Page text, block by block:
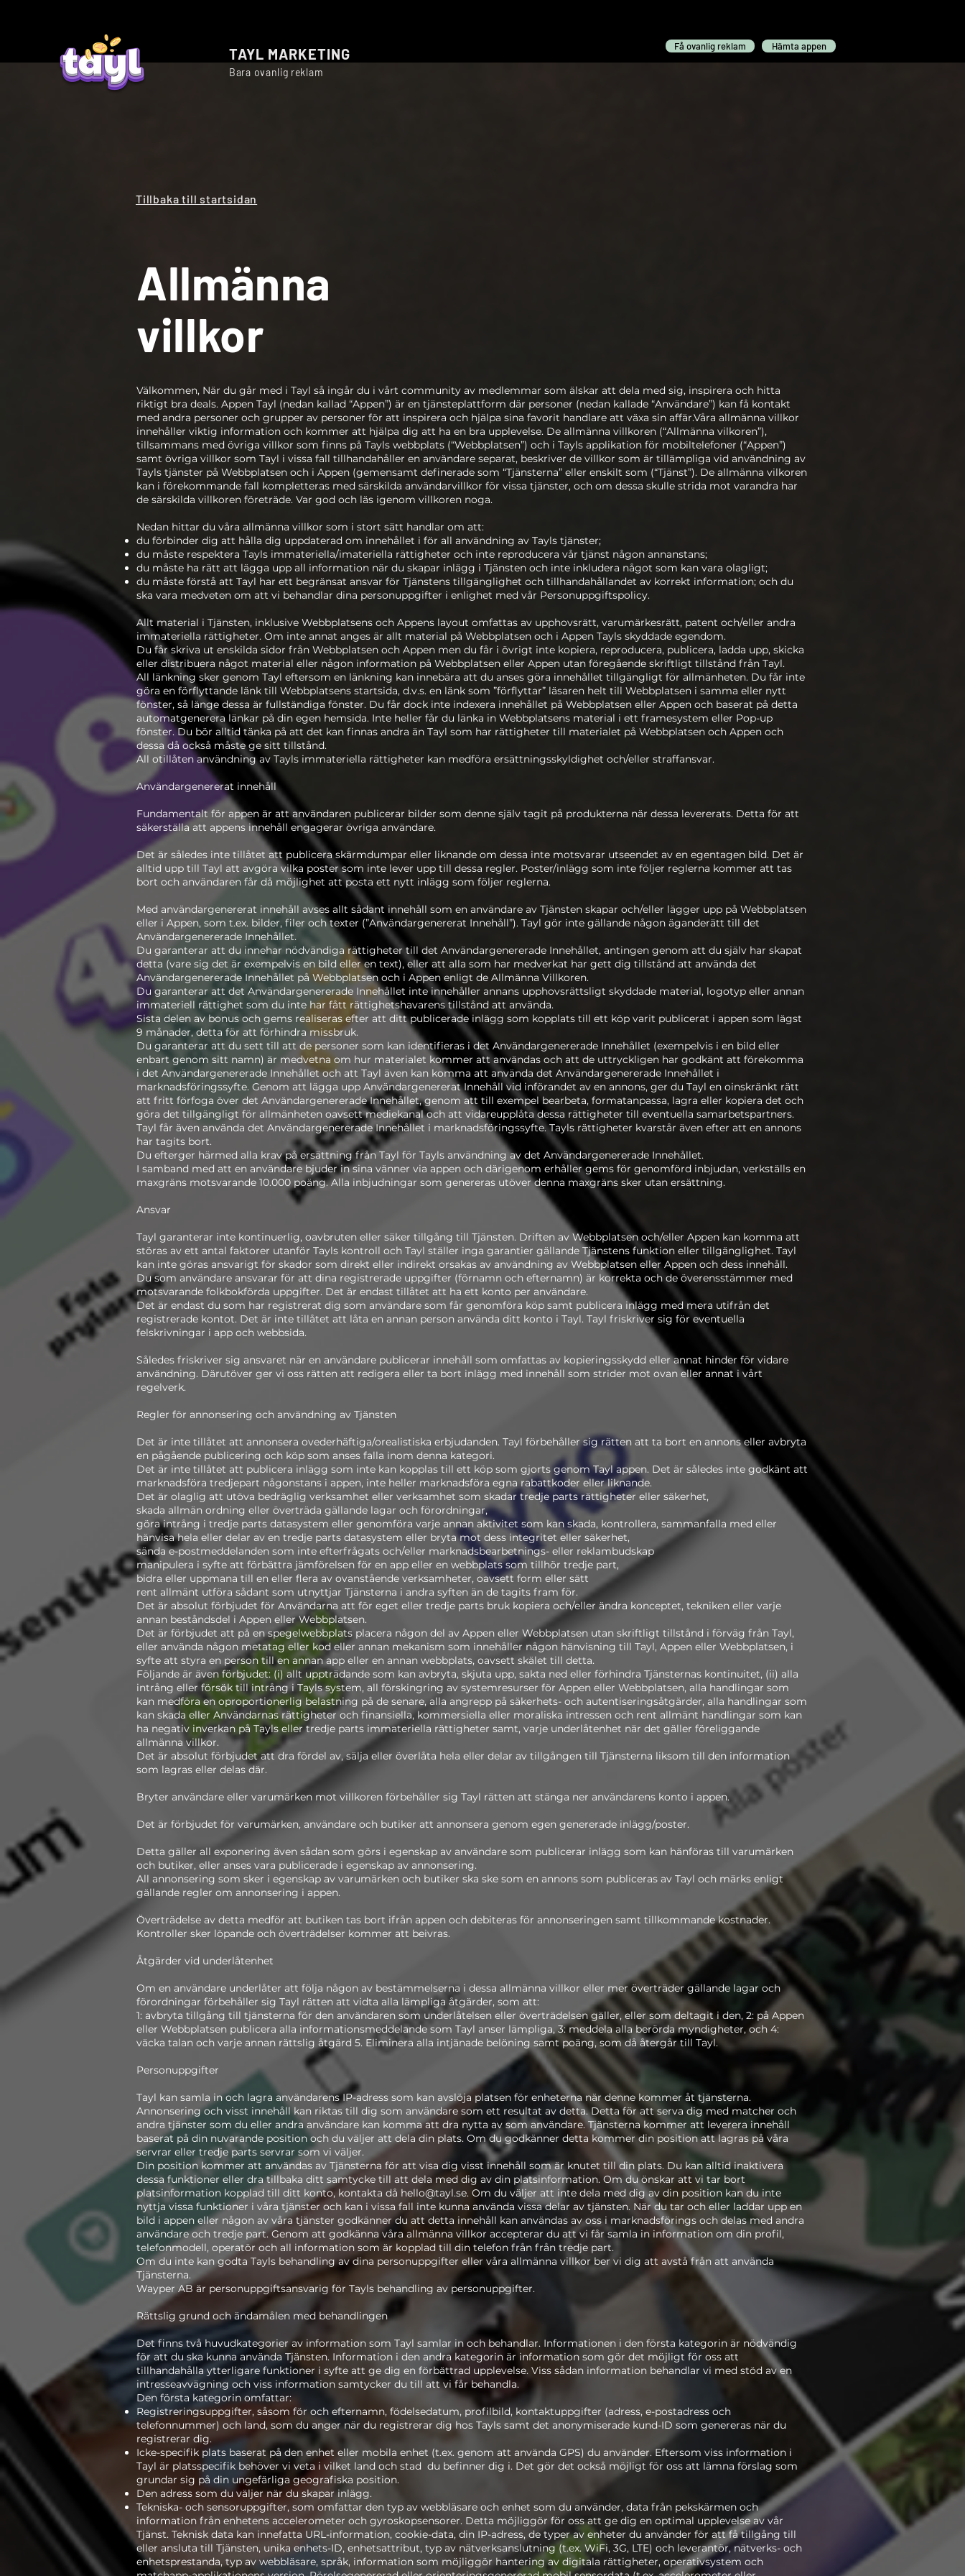
TAYL MARKETING
Bara ovanlig reklam
Få ovanlig reklam Hämta appen
Tillbaka till startsidan
Allmänna
villkor
Välkommen, När du går med i Tayl så ingår du i vårt community av medlemmar som älskar att dela med sig, inspirera och hitta
riktigt bra deals. Appen Tayl (nedan kallad “Appen”) är en tjänsteplattform där personer (nedan kallade “Användare”) kan få kontakt
med andra personer och grupper av personer för att inspirera och hjälpa sina favorit handlare att växa sin affär.Våra allmänna villkor
innehåller viktig information och kommer att hjälpa dig att ha en bra upplevelse. De allmänna villkoren (“Allmänna vilkoren”),
tillsammans med övriga villkor som finns på Tayls webbplats (“Webbplatsen”) och i Tayls applikation för mobiltelefoner (“Appen”)
samt övriga villkor som Tayl i vissa fall tillhandahåller en användare separat, beskriver de villkor som är tillämpliga vid användning av
Tayls tjänster på Webbplatsen och i Appen (gemensamt definerade som “Tjänsterna” eller enskilt som (“Tjänst”). De allmänna vilkoren
kan i förekommande fall kompletteras med särskilda användarvillkor för vissa tjänster, och om dessa skulle strida mot varandra har
de särskilda villkoren företräde. Var god och läs igenom villkoren noga.
Nedan hittar du våra allmänna villkor som i stort sätt handlar om att:
du förbinder dig att hålla dig uppdaterad om innehållet i för all användning av Tayls tjänster;
du måste respektera Tayls immateriella/imateriella rättigheter och inte reproducera vår tjänst någon annanstans;
du måste ha rätt att lägga upp all information när du skapar inlägg i Tjänsten och inte inkludera något som kan vara olagligt;
du måste förstå att Tayl har ett begränsat ansvar för Tjänstens tillgänglighet och tillhandahållandet av korrekt information; och du
ska vara medveten om att vi behandlar dina personuppgifter i enlighet med vår Personuppgiftspolicy.
Allt material i Tjänsten, inklusive Webbplatsens och Appens layout omfattas av upphovsrätt, varumärkesrätt, patent och/eller andra
immateriella rättigheter. Om inte annat anges är allt material på Webbplatsen och i Appen Tayls skyddade egendom.
Du får skriva ut enskilda sidor från Webbplatsen och Appen men du får i övrigt inte kopiera, reproducera, publicera, ladda upp, skicka
eller distribuera något material eller någon information på Webbplatsen eller Appen utan föregående skriftligt tillstånd från Tayl.
All länkning sker genom Tayl eftersom en länkning kan innebära att du anses göra innehållet tillgängligt för allmänheten. Du får inte
göra en förflyttande länk till Webbplatsens startsida, d.v.s. en länk som ”förflyttar” läsaren helt till Webbplatsen i samma eller nytt
fönster, så länge dessa är fullständiga fönster. Du får dock inte indexera innehållet på Webbplatsen eller Appen och baserat på detta
automatgenerera länkar på din egen hemsida. Inte heller får du länka in Webbplatsens material i ett framesystem eller Pop-up
fönster. Du bör alltid tänka på att det kan finnas andra än Tayl som har rättigheter till materialet på Webbplatsen och Appen och
dessa då också måste ge sitt tillstånd.
All otillåten användning av Tayls immateriella rättigheter kan medföra ersättningsskyldighet och/eller straffansvar.
Användargenererat innehåll
Fundamentalt för appen är att användaren publicerar bilder som denne själv tagit på produkterna när dessa levererats. Detta för att
säkerställa att appens innehåll engagerar övriga användare.
Det är således inte tillåtet att publicera skärmdumpar eller liknande om dessa inte motsvarar utseendet av en egentagen bild. Det är
alltid upp till Tayl att avgöra vilka poster som inte lever upp till dessa regler. Poster/inlägg som inte följer reglerna kommer att tas
bort och användaren får då möjlighet att posta ett nytt inlägg som följer reglerna.
Med användargenererat innehåll avses allt sådant innehåll som en användare av Tjänsten skapar och/eller lägger upp på Webbplatsen
eller i Appen, som t.ex. bilder, filer och texter (”Användargenererat Innehåll”). Tayl gör inte gällande någon äganderätt till det
Användargenererade Innehållet.
Du garanterar att du innehar nödvändiga rättigheter till det Användargenererade Innehållet, antingen genom att du själv har skapat
detta (vare sig det är exempelvis en bild eller en text), eller att alla som har medverkat har gett dig tillstånd att använda det
Användargenererade Innehållet på Webbplatsen och i Appen enligt de Allmänna Villkoren.
Du garanterar att det Användargenererade Innehållet inte innehåller annans upphovsrättsligt skyddade material, logotyp eller annan
immateriell rättighet som du inte har fått rättighetshavarens tillstånd att använda.
Sista delen av bonus och gems realiseras efter att ditt publicerade inlägg som kopplats till ett köp varit publicerat i appen som lägst
9 månader, detta för att förhindra missbruk.
Du garanterar att du sett till att de personer som kan identifieras i det Användargenererade Innehållet (exempelvis i en bild eller
enbart genom sitt namn) är medvetna om hur materialet kommer att användas och att de uttryckligen har godkänt att förekomma
i det Användargenererade Innehållet och att Tayl även kan komma att använda det Användargenererade Innehållet i
marknadsföringssyfte. Genom att lägga upp Användargenererat Innehåll vid införandet av en annons, ger du Tayl en oinskränkt rätt
att fritt förfoga över det Användargenererade Innehållet, genom att till exempel bearbeta, formatanpassa, lagra eller kopiera det och
göra det tillgängligt för allmänheten oavsett mediekanal och att vidareupplåta dessa rättigheter till eventuella samarbetspartners.
Tayl får även använda det Användargenererade Innehållet i marknadsföringssyfte. Tayls rättigheter kvarstår även efter att en annons
har tagits bort.
Du efterger härmed alla krav på ersättning från Tayl för Tayls användning av det Användargenererade Innehållet.
I samband med att en användare bjuder in sina vänner via appen och därigenom erhåller gems för genomförd inbjudan, verkställs en
maxgräns motsvarande 10.000 poäng. Alla inbjudningar som genereras utöver denna maxgräns sker utan ersättning.
Ansvar
Tayl garanterar inte kontinuerlig, oavbruten eller säker tillgång till Tjänsten. Driften av Webbplatsen och/eller Appen kan komma att
störas av ett antal faktorer utanför Tayls kontroll och Tayl ställer inga garantier gällande Tjänstens funktion eller tillgänglighet. Tayl
kan inte göras ansvarigt för skador som direkt eller indirekt orsakas av användning av Webbplatsen eller Appen och dess innehåll.
Du som användare ansvarar för att dina registrerade uppgifter (förnamn och efternamn) är korrekta och de överensstämmer med
motsvarande folkbokförda uppgifter. Det är endast tillåtet att ha ett konto per användare.
Det är endast du som har registrerat dig som användare som får genomföra köp samt publicera inlägg med mera utifrån det
registrerade kontot. Det är inte tillåtet att låta en annan person använda ditt konto i Tayl. Tayl friskriver sig för eventuella
felskrivningar i app och webbsida.
Således friskriver sig ansvaret när en användare publicerar innehåll som omfattas av kopieringsskydd eller annat hinder för vidare
användning. Därutöver ger vi oss rätten att redigera eller ta bort inlägg med innehåll som strider mot ovan eller annat i vårt
regelverk.
Regler för annonsering och användning av Tjänsten
Det är inte tillåtet att annonsera ovederhäftiga/orealistiska erbjudanden. Tayl förbehåller sig rätten att ta bort en annons eller avbryta
en pågående publicering och köp som anses falla inom denna kategori.
Det är inte tillåtet att publicera inlägg som inte kan kopplas till ett köp som gjorts genom Tayl appen. Det är således inte godkänt att
marknadsföra tredjepart någonstans i appen, inte heller marknadsföra egna rabattkoder eller liknande.
Det är olaglig att utöva bedräglig verksamhet eller verksamhet som skadar tredje parts rättigheter eller säkerhet,
skada allmän ordning eller överträda gällande lagar och förordningar,
göra intrång i tredje parts datasystem eller genomföra varje annan aktivitet som kan skada, kontrollera, sammanfalla med eller
hänvisa hela eller delar av en tredje parts datasystem eller bryta mot dess integritet eller säkerhet,
sända e-postmeddelanden som inte efterfrågats och/eller marknadsbearbetnings- eller reklambudskap
manipulera i syfte att förbättra jämförelsen för en app eller en webbplats som tillhör tredje part,
bidra eller uppmana till en eller flera av ovanstående verksamheter, oavsett form eller sätt
rent allmänt utföra sådant som utnyttjar Tjänsterna i andra syften än de tagits fram för.
Det är absolut förbjudet för Användarna att för eget eller tredje parts bruk kopiera och/eller ändra konceptet, tekniken eller varje
annan beståndsdel i Appen eller Webbplatsen.
Det är förbjudet att på en spegelwebbplats placera någon del av Appen eller Webbplatsen utan skriftligt tillstånd i förväg från Tayl,
eller använda någon metatag eller kod eller annan mekanism som innehåller någon hänvisning till Tayl, Appen eller Webbplatsen, i
syfte att styra en person till en annan app eller en annan webbplats, oavsett skälet till detta.
Följande är även förbjudet: (i) allt uppträdande som kan avbryta, skjuta upp, sakta ned eller förhindra Tjänsternas kontinuitet, (ii) alla
intrång eller försök till intrång i Tayls system, all förskingring av systemresurser för Appen eller Webbplatsen, alla handlingar som
kan medföra en oproportionerlig belastning på de senare, alla angrepp på säkerhets- och autentiseringsåtgärder, alla handlingar som
kan skada eller Användarnas rättigheter och finansiella, kommersiella eller moraliska intressen och rent allmänt handlingar som kan
ha negativ inverkan på Tayls eller tredje parts immateriella rättigheter samt, varje underlåtenhet när det gäller föreliggande
allmänna villkor.
Det är absolut förbjudet att dra fördel av, sälja eller överlåta hela eller delar av tillgången till Tjänsterna liksom till den information
som lagras eller delas där.
Bryter användare eller varumärken mot villkoren förbehåller sig Tayl rätten att stänga ner användarens konto i appen.
Det är förbjudet för varumärken, användare och butiker att annonsera genom egen genererade inlägg/poster.
Detta gäller all exponering även sådan som görs i egenskap av användare som publicerar inlägg som kan hänföras till varumärken
och butiker, eller anses vara publicerade i egenskap av annonsering.
All annonsering som sker i egenskap av varumärken och butiker ska ske som en annons som publiceras av Tayl och märks enligt
gällande regler om annonsering i appen.
Överträdelse av detta medför att butiken tas bort ifrån appen och debiteras för annonseringen samt tillkommande kostnader.
Kontroller sker löpande och överträdelser kommer att beivras.
Åtgärder vid underlåtenhet
Om en användare underlåter att följa någon av bestämmelserna i dessa allmänna villkor eller mer överträder gällande lagar och
förordningar förbehåller sig Tayl rätten att vidta alla lämpliga åtgärder, som att:
1: avbryta tillgång till tjänsterna för den användaren som underlåtelsen eller överträdelsen gäller, eller som deltagit i den, 2: på Appen
eller Webbplatsen publicera alla informationsmeddelande som Tayl anser lämpliga, 3: meddela alla berörda myndigheter, och 4:
väcka talan och varje annan rättslig åtgärd 5. Eliminera alla intjänade belöning samt poäng, som då återgår till Tayl.
Personuppgifter
Tayl kan samla in och lagra användarens IP-adress som kan avslöja platsen för enheterna när denne kommer åt tjänsterna.
Annonsering och visst innehåll kan riktas till dig som användare som ett resultat av detta. Detta för att serva dig med matcher och
andra tjänster som du eller andra användare kan komma att dra nytta av som användare. Tjänsterna kommer att leverera innehåll
baserat på din nuvarande position och du väljer att dela din plats. Om du godkänner detta kommer din position att lagras på våra
servrar eller tredje parts servrar som vi väljer.
Din position kommer att användas av Tjänsterna för att visa dig visst innehåll som är knutet till din plats. Du kan alltid inaktivera
dessa funktioner eller dra tillbaka ditt samtycke till att dela med dig av din platsinformation. Om du önskar att vi tar bort
platsinformation kopplad till ditt konto, kontakta då hello@tayl.se. Om du väljer att inte dela med dig av din position kan du inte
nyttja vissa funktioner i våra tjänster och kan i vissa fall inte kunna använda vissa delar av tjänsten. När du tar och eller laddar upp en
bild i appen eller någon av våra tjänster godkänner du att detta innehåll kan användas av oss i marknadsförings och delas med andra
användare och tredje part. Genom att godkänna våra allmänna villkor accepterar du att vi får samla in information om din profil,
telefonmodell, operatör och all information som är kopplad till din telefon från från tredje part.
Om du inte kan godta Tayls behandling av dina personuppgifter eller våra allmänna villkor ber vi dig att avstå från att använda
Tjänsterna.
Wayper AB är personuppgiftsansvarig för Tayls behandling av personuppgifter.
Rättslig grund och ändamålen med behandlingen
Det finns två huvudkategorier av information som Tayl samlar in och behandlar. Informationen i den första kategorin är nödvändig
för att du ska kunna använda Tjänsten. Information i den andra kategorin är information som gör det möjligt för oss att
tillhandahålla ytterligare funktioner i syfte att ge dig en förbättrad upplevelse. Viss sådan information behandlar vi med stöd av en
intresseavvägning och viss information samtycker du till att vi får behandla.
Den första kategorin omfattar:
Registreringsuppgifter, såsom för och efternamn, födelsedatum, profilbild, kontaktuppgifter (adress, e-postadress och
telefonnummer) och land, som du anger när du registrerar dig hos Tayls samt det anonymiserade kund-ID som genereras när du
registrerar dig.
Icke-specifik plats baserat på den enhet eller mobila enhet (t.ex. genom att använda GPS) du använder. Eftersom viss information i
Tayl är platsspecifik behöver vi veta i vilket land och stad du befinner dig i. Det gör det också möjligt för oss att lämna förslag som
grundar sig på din ungefärliga geografiska position.
Den adress som du väljer när du skapar inlägg.
Tekniska- och sensoruppgifter, som omfattar den typ av webbläsare och enhet som du använder, data från pekskärmen och
information från enhetens accelerometer och gyroskopsensorer. Detta möjliggör för oss att ge dig en optimal upplevelse av vår
Tjänst. Teknisk data kan innefatta URL-information, cookie-data, din IP-adress, de typer av enheter du använder för att få tillgång till
eller ansluta till Tjänsten, unika enhets-ID, enhetsattribut, typ av nätverksanslutning (t.ex. WiFi, 3G, LTE) och leverantör, nätverks- och
enhetsprestanda, typ av webbläsare, språk, information som möjliggör hantering av digitala rättigheter, operativsystem och